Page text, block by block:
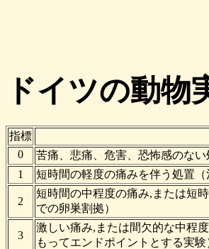
ドイツの動
指標
0
苦痛、悲痛、危害、恐怖感のな
1
短時間の軽度の痛みを伴う処置
2
短時間の中程度の痛み,または短
での卵巣割拠）
3
激しい痛み,または間欠的な中程
もってエンドポイントとする実験